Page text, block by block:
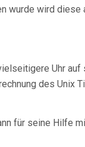
wurde wird
Uhr
des Unix
für seine Hilfe